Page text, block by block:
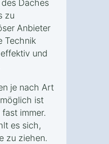
Daches
zu
Anbieter
Technik
und
je nach Art
ist
immer.
es sich,
zu ziehen.